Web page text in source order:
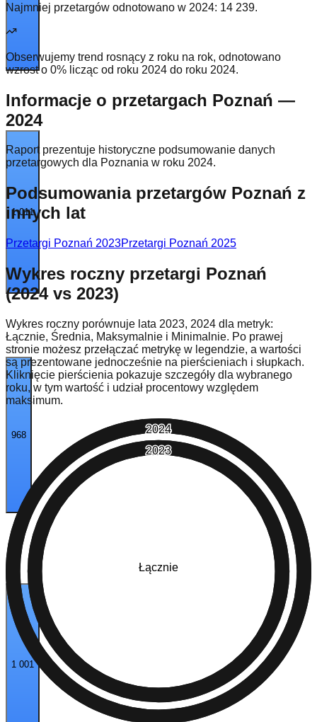
1 011
968
1 001
Najmniej przetargów odnotowano w 2024: 14 239.
Obserwujemy trend rosnący z roku na rok, odnotowano
wzrost o 0% licząc od roku 2024 do roku 2024.
Informacje o przetargach Poznań —
2024
Raport prezentuje historyczne podsumowanie danych
przetargowych dla Poznania w roku 2024.
Podsumowania przetargów Poznań z
innych lat
Przetargi Poznań 2023Przetargi Poznań 2025
Wykres roczny przetargi Poznań
(2024 vs 2023)
Wykres roczny porównuje lata 2023, 2024 dla metryk:
Łącznie, Średnia, Maksymalnie i Minimalnie. Po prawej
stronie możesz przełączać metrykę w legendzie, a wartości
są prezentowane jednocześnie na pierścieniach i słupkach.
Kliknięcie pierścienia pokazuje szczegóły dla wybranego
roku, w tym wartość i udział procentowy względem
maksimum.
2024
2023
Łącznie